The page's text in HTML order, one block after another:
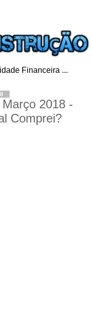
Financeira ...
2018 -
Comprei?